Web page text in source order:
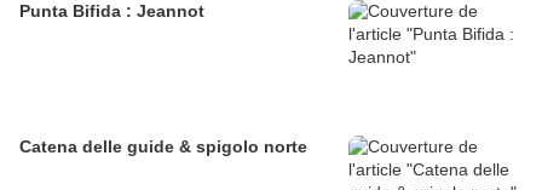
Punta Bifida : Jeannot
Catena delle guide & spigolo norte